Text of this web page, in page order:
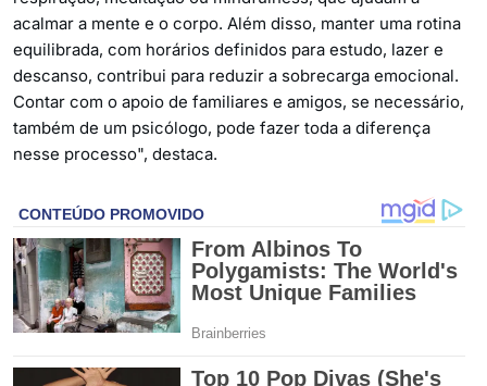
acalmar a mente e o corpo. Além disso, manter uma rotina
equilibrada, com horários definidos para estudo, lazer e
descanso, contribui para reduzir a sobrecarga emocional.
Contar com o apoio de familiares e amigos, se necessário,
também de um psicólogo, pode fazer toda a diferença
nesse processo", destaca.